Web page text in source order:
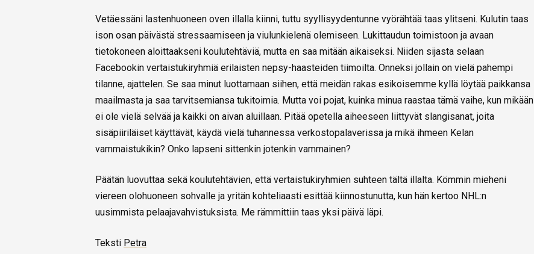
Vetäessäni lastenhuoneen oven illalla kiinni, tuttu syyllisyydentunne vyörähtää taas ylitseni. Kulutin taas
ison osan päivästä stressaamiseen ja viulunkielenä olemiseen. Lukittaudun toimistoon ja avaan
tietokoneen aloittaakseni koulutehtäviä, mutta en saa mitään aikaiseksi. Niiden sijasta selaan
Facebookin vertaistukiryhmiä erilaisten nepsy-haasteiden tiimoilta. Onneksi jollain on vielä pahempi
tilanne, ajattelen. Se saa minut luottamaan siihen, että meidän rakas esikoisemme kyllä löytää paikkansa
maailmasta ja saa tarvitsemiansa tukitoimia. Mutta voi pojat, kuinka minua raastaa tämä vaihe, kun mikään
ei ole vielä selvää ja kaikki on aivan aluillaan. Pitää opetella aiheeseen liittyvät slangisanat, joita
sisäpiiriläiset käyttävät, käydä vielä tuhannessa verkostopalaverissa ja mikä ihmeen Kelan
vammaistukikin? Onko lapseni sittenkin jotenkin vammainen?
Päätän luovuttaa sekä koulutehtävien, että vertaistukiryhmien suhteen tältä illalta. Kömmin mieheni
viereen olohuoneen sohvalle ja yritän kohteliaasti esittää kiinnostunutta, kun hän kertoo NHL:n
uusimmista pelaajavahvistuksista. Me rämmittiin taas yksi päivä läpi.
Teksti Petra